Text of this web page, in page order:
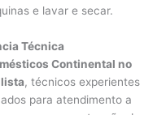
e lavar e secar.
Técnica
Continental no
, técnicos experientes
para atendimento a